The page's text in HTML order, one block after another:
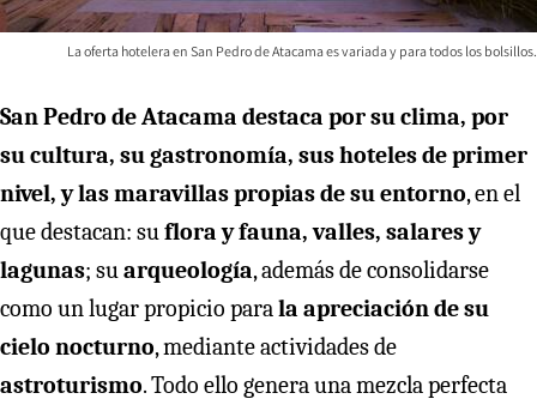
La oferta hotelera en San Pedro de Atacama es variada y para todos los bolsillos.
San Pedro de Atacama destaca por su clima, por
su cultura, su gastronomía, sus hoteles de primer
nivel, y las maravillas propias de su entorno, en el
que destacan: suflora y fauna, valles, salares y
lagunas; suarqueología, además de consolidarse
como un lugar propicio parala apreciación de su
cielo nocturno, mediante actividades de
astroturismo. Todo ello genera una mezcla perfecta